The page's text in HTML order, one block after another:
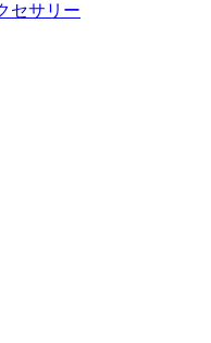
セサリー